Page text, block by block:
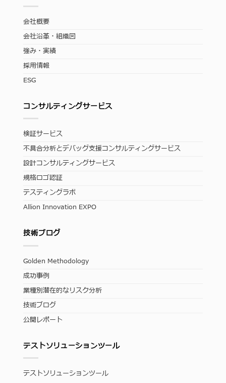
会社概要
会社沿革・組織図
強み・実績
採用情報
ESG
コンサルティングサービス
検証サービス
不具合分析とデバッグ支援コンサルティングサービス
設計コンサルティングサービス
規格ロゴ認証
テスティングラボ
Allion Innovation EXPO
技術ブログ
Golden Methodology
成功事例
業種別潜在的なリスク分析
技術ブログ
公開レポート
テストソリューションツール
テストソリューションツール